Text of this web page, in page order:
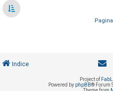
i
r
Pagina
Indice
Project of
Powered by phpBB® Forum